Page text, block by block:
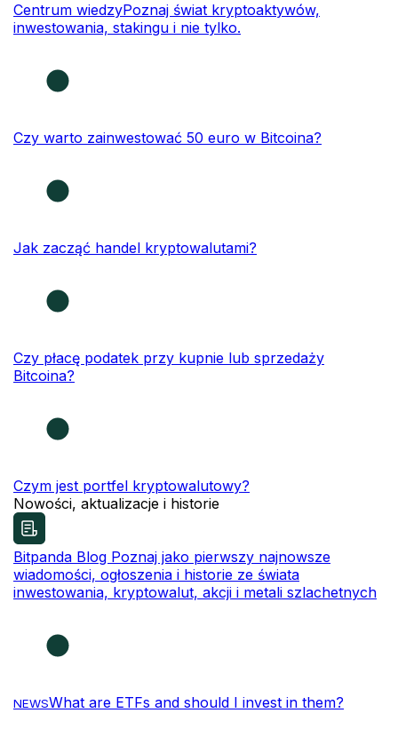
Centrum wiedzyPoznaj świat kryptoaktywów,
inwestowania, stakingu i nie tylko.
Czy warto zainwestować 50 euro w Bitcoina?
Jak zacząć handel kryptowalutami?
Czy płacę podatek przy kupnie lub sprzedaży
Bitcoina?
Czym jest portfel kryptowalutowy?
Nowości, aktualizacje i historie
Bitpanda Blog Poznaj jako pierwszy najnowsze
wiadomości, ogłoszenia i historie ze świata
inwestowania, kryptowalut, akcji i metali szlachetnych
NEWSWhat are ETFs and should I invest in them?